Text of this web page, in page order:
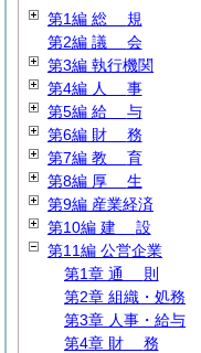
第1編 総 規
第2編 議 会
第3編 執行機関
第4編 人 事
第5編 給 与
第6編 財 務
第7編 教 育
第8編 厚 生
第9編 産業経済
第10編 建 設
第11編 公営企業
第1章 通 則
第2章 組織・処務
第3章 人事・給与
第4章 財 務